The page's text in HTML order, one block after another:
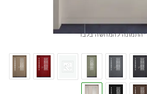
*התמונה להמחשה בלבד